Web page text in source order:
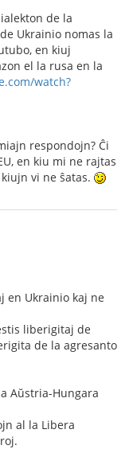
de la
Ukrainio nomas la
en kiuj
el la rusa en la
watch?
respondojn? Ĉi
en kiu mi ne rajtas
vi ne ŝatas.
en Ukrainio kaj ne
liberigitaj de
de la agresanto
Aŭstria-Hungara
al la Libera